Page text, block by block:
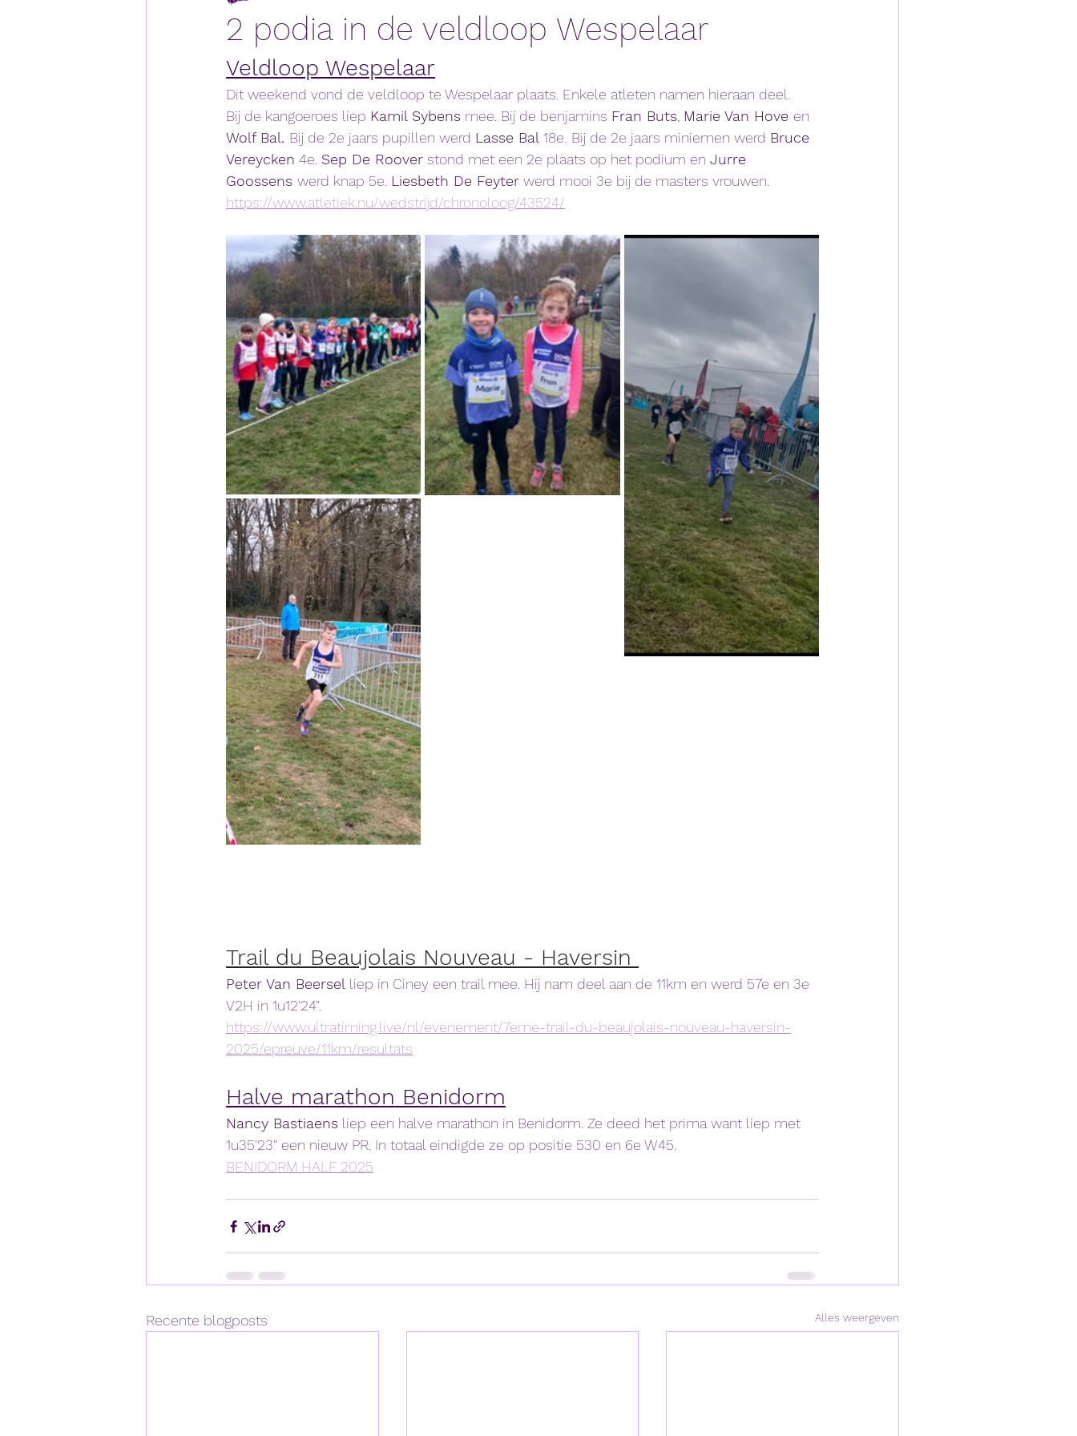
2 podia in de veldloop Wespelaar
Veldloop Wespelaar
Dit weekend vond de veldloop te Wespelaar plaats. Enkele atleten namen hieraan deel.
Bij de kangoeroes liep Kamil Sybens mee. Bij de benjamins Fran Buts Marie Van Hove en
Wolf Bal. Bij de 2e jaars pupillen werd Lasse Bal 18e. Bij de 2e jaars miniemen werd Bruce
Vereycken 4e. Sep De Roover stond met een 2e plaats op het podium en Jurre
Goossens werd knap 5e. Liesbeth De Feyter werd mooi 3e bij de masters vrouwen.
https://www.atletiek.nu/wedstrijd/chronoloog/43524/
Trail du Beaujolais Nouveau - Haversin
Peter Van Beersel liep in Ciney een trail mee. Hij nam deel aan de 11km en werd 57e en 3e
V2H in 1u12'24".
https://www.ultratiming.live/nl/evenement/7eme-trail-du-beaujolais-nouveau-haversin-
2025/epreuve/11km/resultats
Halve marathon Benidorm
Nancy Bastiaens liep een halve marathon in Benidorm. Ze deed het prima want liep met
1u35'23" een nieuw PR. In totaal eindigde ze op positie 530 en 6e W45.
BENIDORM HALF 2025
Recente blogposts Alles weergeven